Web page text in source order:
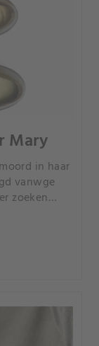
Mary
in haar
vanwge
zoeken
50 jaar